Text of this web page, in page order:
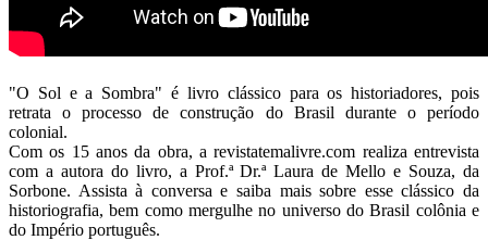
"O Sol e a Sombra" é livro clássico para os historiadores, pois
retrata o processo de construção do Brasil durante o período
colonial.
Com os 15 anos da obra, a revistatemalivre.com realiza entrevista
com a autora do livro, a Prof.ª Dr.ª Laura de Mello e Souza, da
Sorbone. Assista à conversa e saiba mais sobre esse clássico da
historiografia, bem como mergulhe no universo do Brasil colônia e
do Império português.